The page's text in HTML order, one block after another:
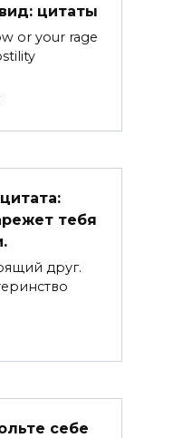
цитаты
or your rage
тебя
друг.
себе